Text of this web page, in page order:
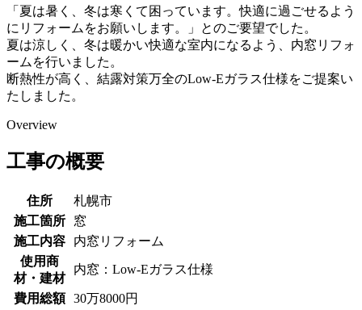
「夏は暑く、冬は寒くて困っています。快適に過ごせるよう
にリフォームをお願いします。」とのご要望でした。
夏は涼しく、冬は暖かい快適な室内になるよう、内窓リフォ
ームを行いました。
断熱性が高く、結露対策万全のLow-Eガラス仕様をご提案い
たしました。
Overview
工事の概要
住所
札幌市
施工箇所
窓
施工内容
内窓リフォーム
使用商
材・建材
内窓：Low-Eガラス仕様
費用総額 30万8000円